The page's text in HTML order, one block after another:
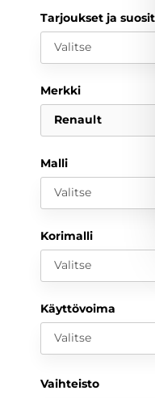
Tarjoukset ja
Valitse
Merkki
Renault
Malli
Valitse
Korimalli
Valitse
Käyttövoima
Valitse
Vaihteisto